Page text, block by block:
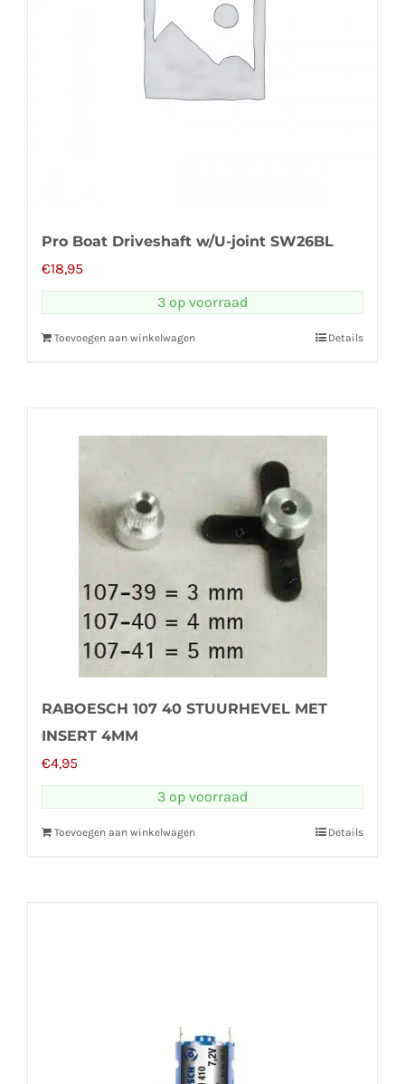
Pro Boat Driveshaft w/U-joint SW26BL
€18,95
3 op voorraad
Toevoegen aan winkelwagen Details
RABOESCH 107 40 STUURHEVEL MET
INSERT 4MM
€4,95
3 op voorraad
Toevoegen aan winkelwagen Details